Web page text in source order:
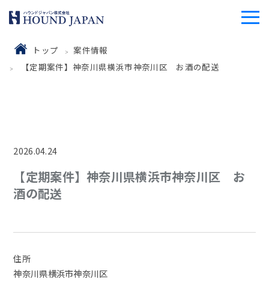
トップ
案件情報
【定期案件】神奈川県横浜市神奈川区 お酒の配送
2026.04.24
【定期案件】神奈川県横浜市神奈川区 お
酒の配送
住所
神奈川県横浜市神奈川区